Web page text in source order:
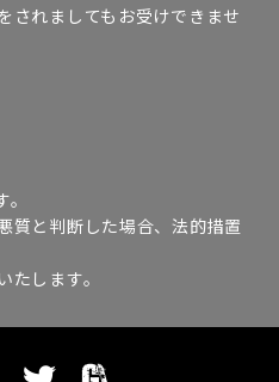
されましてもお受けできませ
質と判断した場合、法的措置
します。